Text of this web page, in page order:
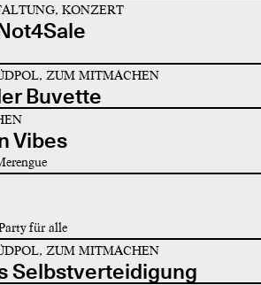
KONZERT
ZUM MITMACHEN
Buvette
Vibes
für alle
ZUM MITMACHEN
Selbstverteidigung